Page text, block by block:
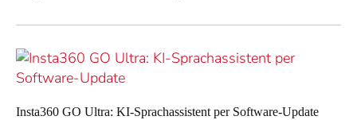
Insta360 GO Ultra: KI-Sprachassistent per Software-Update